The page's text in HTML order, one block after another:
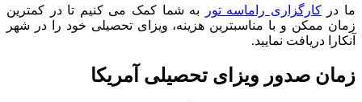
ما درکارگزاری راماسه تور
به شما کمک می کنیم تا در کمترین
زمان ممکن و با مناسبترین هزینه، ویزای تحصیلی خود را در شهر
آنکارا دریافت نمایید.
زمان صدور ویزای تحصیلی آمریکا